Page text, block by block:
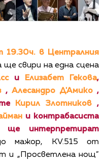
19.30ч. в Централния
свири на една сцена
и Елизабет Гекова,
, Алесандро Д'Амико,
Кирил Злотников,
и контрабасиста
интерпретират
мажор, КV.515 от
и „Просветлена нощ”